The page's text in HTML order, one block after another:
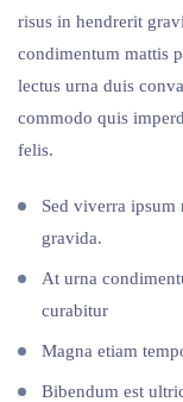
risus in hendrerit
condimentum mattis
lectus urna duis
commodo quis
felis.
Sed viverra
gravida.
At urna
curabitur
Magna etiam
Bibendum est